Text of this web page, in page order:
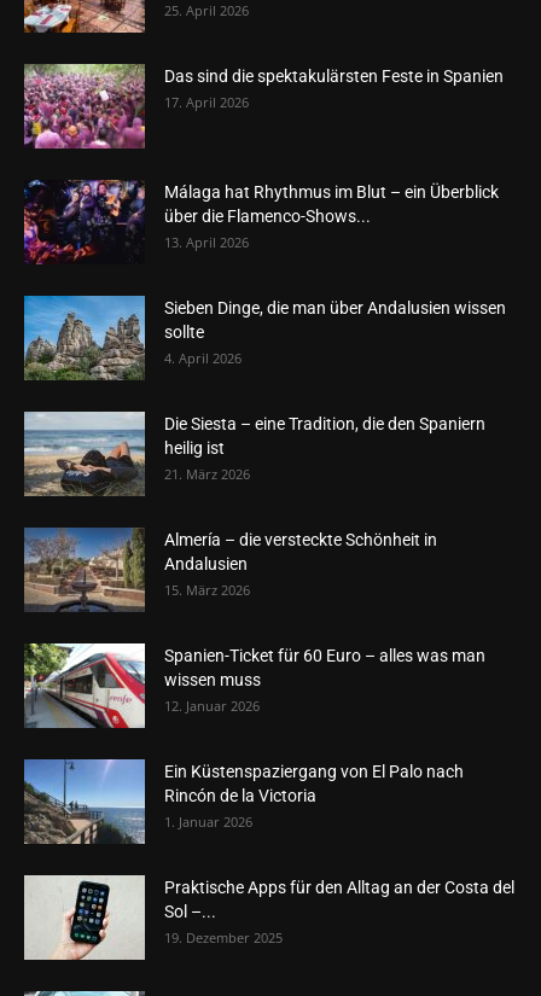
25. April 2026
Das sind die spektakulärsten Feste in Spanien
17. April 2026
Málaga hat Rhythmus im Blut – ein Überblick
über die Flamenco-Shows...
13. April 2026
Sieben Dinge, die man über Andalusien wissen
sollte
4. April 2026
Die Siesta – eine Tradition, die den Spaniern
heilig ist
21. März 2026
Almería – die versteckte Schönheit in
Andalusien
15. März 2026
Spanien-Ticket für 60 Euro – alles was man
wissen muss
12. Januar 2026
Ein Küstenspaziergang von El Palo nach
Rincón de la Victoria
1. Januar 2026
Praktische Apps für den Alltag an der Costa del
Sol –...
19. Dezember 2025